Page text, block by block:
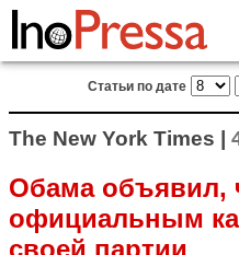
Статьи по дате
The New York Times |
Обама объявил,
официальным
своей партии